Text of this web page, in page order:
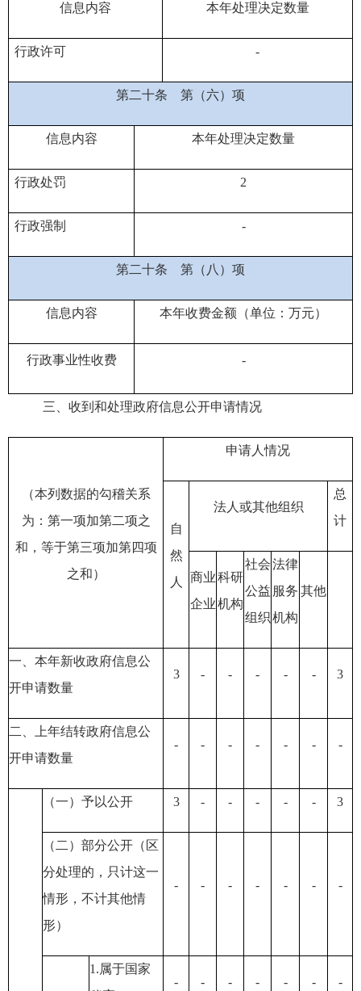
信息内容 本年处理决定数量
行政许可 -
第二十条 第（六）项
信息内容 本年处理决定数量
行政处罚 2
行政强制 -
第二十条 第（八）项
信息内容 本年收费金额（单位：万元）
行政事业性收费 -
三、 收到和处理政府信息公开申请情况
（本列数据的勾稽关系
为：第一项加第二项之
和，等于第三项加第四项
之和）
申请人情况
自
然
人
法人或其他组织
总
计
商业
企业
科研
机构
社会
公益
组织
法律
服务
机构
其他
一、本年新收政府信息公
开申请数量
3 - - - - - 3
二、上年结转政府信息公
开申请数量
- - - - - - -
（一）予以公开 3 - - - - - 3
（二）部分公开 （区
分处理的，只计这一
情形，不计其他情
形）
- - - - - - -
1.属于国家
- - - - - - -